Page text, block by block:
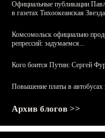
Официальные публикации
в газетах Тихоокеанская
Комсомольск официально
репрессий: задумаемся...
Кого боится Путин: Сергей
Повышение платы в автобусах
Архив блогов >>